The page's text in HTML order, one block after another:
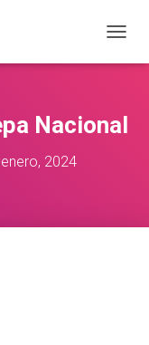
Nacional
2024